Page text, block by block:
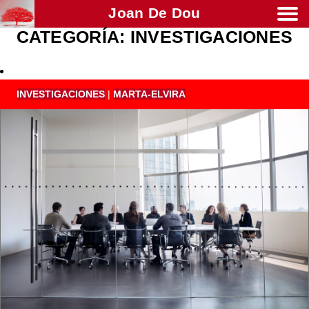
Joan De Dou
CATEGORÍA: INVESTIGACIONES
INVESTIGACIONES | MARTA-ELVIRA